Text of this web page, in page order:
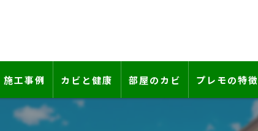
いて―
施工事例 カビと健康 部屋のカビ プレモの特徴
床下のカビ